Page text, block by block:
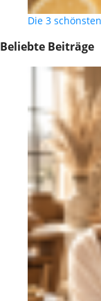
Die 3
Beliebte Beiträge